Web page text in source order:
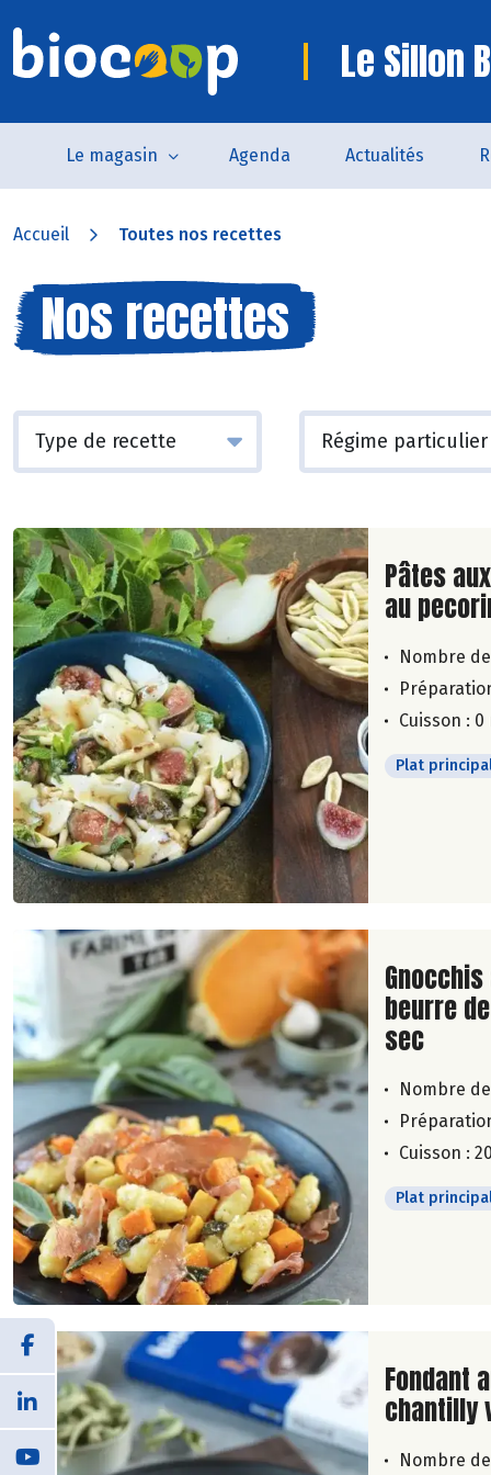
Le Sillon
Le magasin Agenda Actualités
Accueil Toutes nos recettes
Nos recettes
Lire la
Pâtes
au
Nombre
Cuisson : 0
Plat
Lire la
beurre
sec
Nombre
Cuisson :
Plat
Lire la
Fondant
chantilly
Nombre